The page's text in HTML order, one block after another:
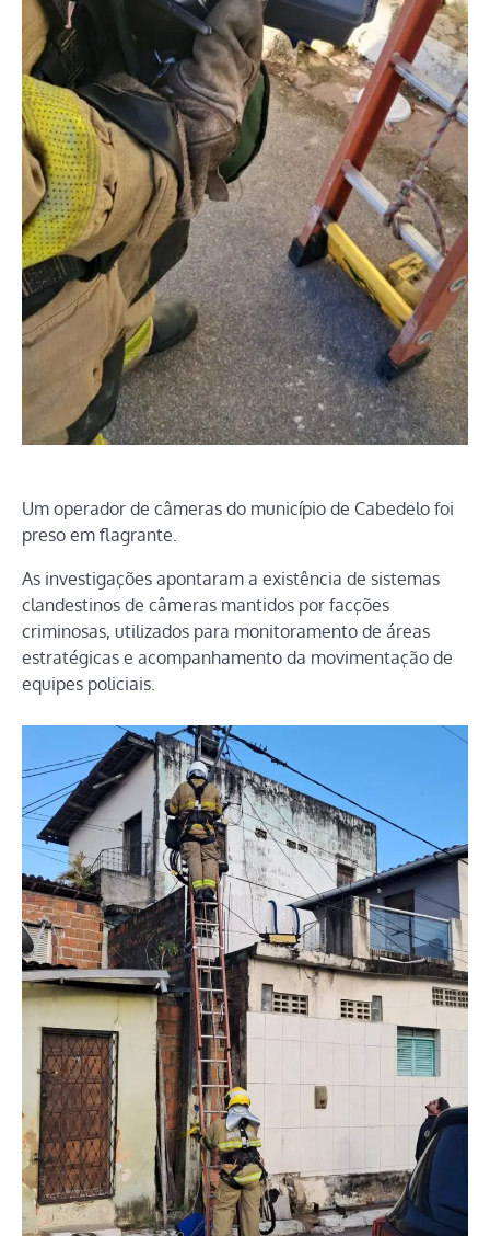
Um operador de câmeras do município de Cabedelo foi
preso em flagrante.
As investigações apontaram a existência de sistemas
clandestinos de câmeras mantidos por facções
criminosas, utilizados para monitoramento de áreas
estratégicas e acompanhamento da movimentação de
equipes policiais.